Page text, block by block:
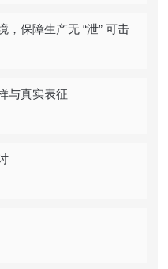
，保障生产无 “泄” 可击
与真实表征